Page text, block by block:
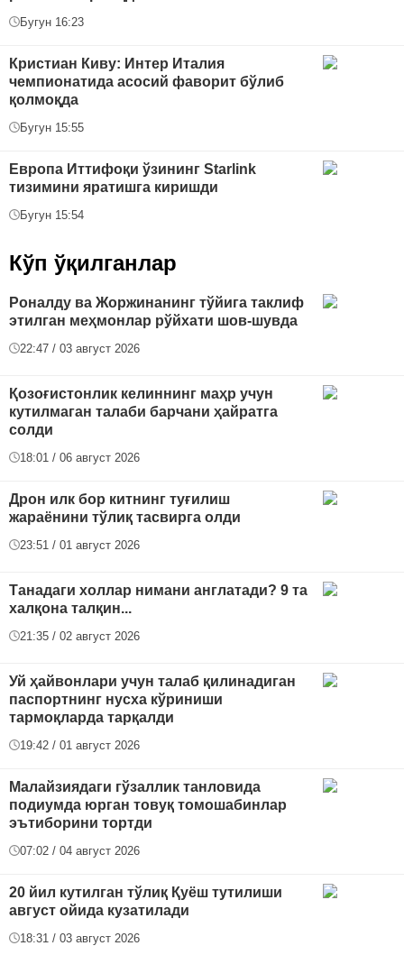
Бугун 16:23
Кристиан Киву: Интер Италия
чемпионатида асосий фаворит бўлиб
қолмоқда
Бугун 15:55
Европа Иттифоқи ўзининг Starlink
тизимини яратишга киришди
Бугун 15:54
Кўп ўқилганлар
Роналду ва Жоржинанинг тўйига таклиф
этилган меҳмонлар рўйхати шов-шувда
22:47 / 03 август 2026
Қозоғистонлик келиннинг маҳр учун
кутилмаган талаби барчани ҳайратга
солди
18:01 / 06 август 2026
Дрон илк бор китнинг туғилиш
жараёнини тўлиқ тасвирга олди
23:51 / 01 август 2026
Танадаги холлар нимани англатади? 9 та
халқона талқин...
21:35 / 02 август 2026
Уй ҳайвонлари учун талаб қилинадиган
паспортнинг нусха кўриниши
тармоқларда тарқалди
19:42 / 01 август 2026
Малайзиядаги гўзаллик танловида
подиумда юрган товуқ томошабинлар
эътиборини тортди
07:02 / 04 август 2026
20 йил кутилган тўлиқ Қуёш тутилиши
август ойида кузатилади
18:31 / 03 август 2026